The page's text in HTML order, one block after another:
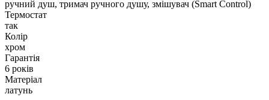
ручний душ, тримач ручного душу, змішувач (Smart Control)
Термостат
так
Колір
хром
Гарантія
6 років
Матеріал
латунь